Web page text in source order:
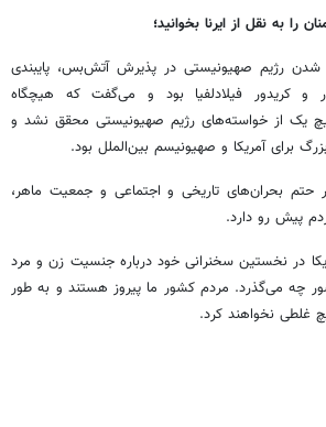
را به نقل از ایرنا بخوانید؛
شدن رژیم صهیونیستی در پذیرش آتش‌بس، پایبندی
و کریدور فیلادلفیا بود و می‌گفت که هیچگاه
یک از خواسته‌های رژیم صهیونیستی محقق نشد و
برای آمریکا و صهیونیسم بین‌الملل بود.
حتم بحران‌های تاریخی و اجتماعی و جمعیت ماهر،
پیش رو دارد.
در نخستین سخنرانی خود درباره جنسیت زن و مرد
چه می‌گذرد. مردم کشور ما پیروز هستند و به طور
غلطی نخواهند کرد.